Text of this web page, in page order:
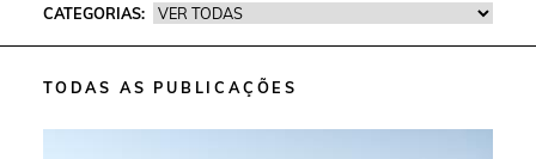
CATEGORIAS:
TODAS AS PUBLICAÇÕES